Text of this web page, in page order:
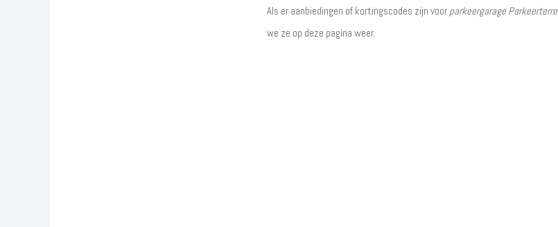
Als er aanbiedingen of kortingscodes zijn voor parkeergarage
we ze op deze pagina weer.